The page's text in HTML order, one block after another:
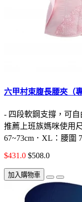
六甲村束腹長腰夾（
- 四段軟鋼支撐，可
推薦上班族媽咪使用
67~73cm．XL：腰圍
$431.0 $508.0
加入購物車